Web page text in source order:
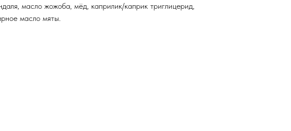
масло жожоба, мёд, каприлик/каприк триглицерид,
масло мяты.